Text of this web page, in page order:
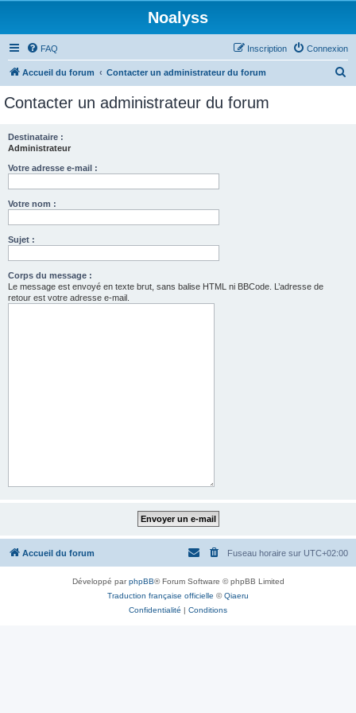
Noalyss
FAQ Connexion
Inscription
Accueil du forum Contacter un administrateur du forum
Contacter un administrateur du forum
Destinataire :
Administrateur
Votre adresse e-mail :
Votre nom :
Sujet :
Corps du message :
Le message est envoyé en texte brut, sans balise HTML ni BBCode. L’adresse de
retour est votre adresse e-mail.
Accueil du forum Fuseau horaire sur UTC+02:00
Développé parphpBB® Forum Software © phpBB Limited
Traduction française officielle ©Qiaeru
Confidentialité | Conditions